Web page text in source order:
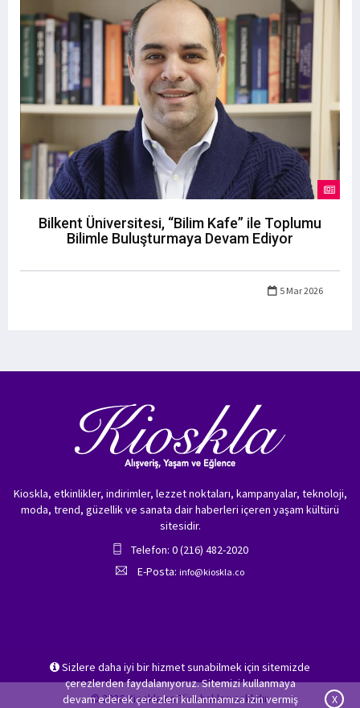
Bilkent Üniversitesi, “Bilim Kafe” ile Toplumu
Bilimle Buluşturmaya Devam Ediyor
5 Mar 2026
Sizlere daha iyi bir hizmet sunabilmek için sitemizde
çerezlerden faydalanıyoruz. Sitemizi kullanmaya
devam ederek çerezleri kullanmamıza izin vermiş
X
Kioskla, etkinlikler, indirimler, lezzet noktaları, kampanyalar, teknoloji,
moda, trend, güzellik ve sanata dair haberleri içeren yaşam kültürü
sitesidir.
Telefon: 0 (216) 482-2020
E-Posta: info@kioskla.co
© 2026 Kioskla.co Tüm hakları saklıdır.